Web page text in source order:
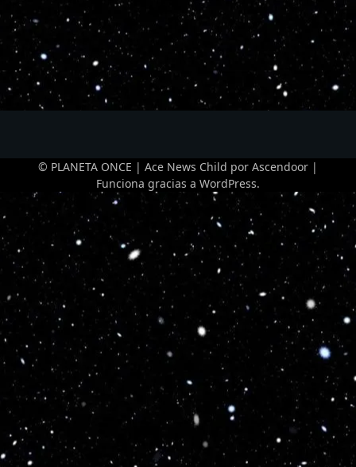
© PLANETA ONCE | Ace News Child por Ascendoor |
Funciona gracias a WordPress.